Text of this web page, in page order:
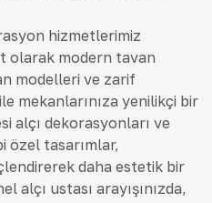
hizmetlerimiz
olarak modern tavan
modelleri ve zarif
mekanlarınıza yenilikçi bir
alçı dekorasyonları ve
özel tasarımlar,
daha estetik bir
alçı ustası arayışınızda,